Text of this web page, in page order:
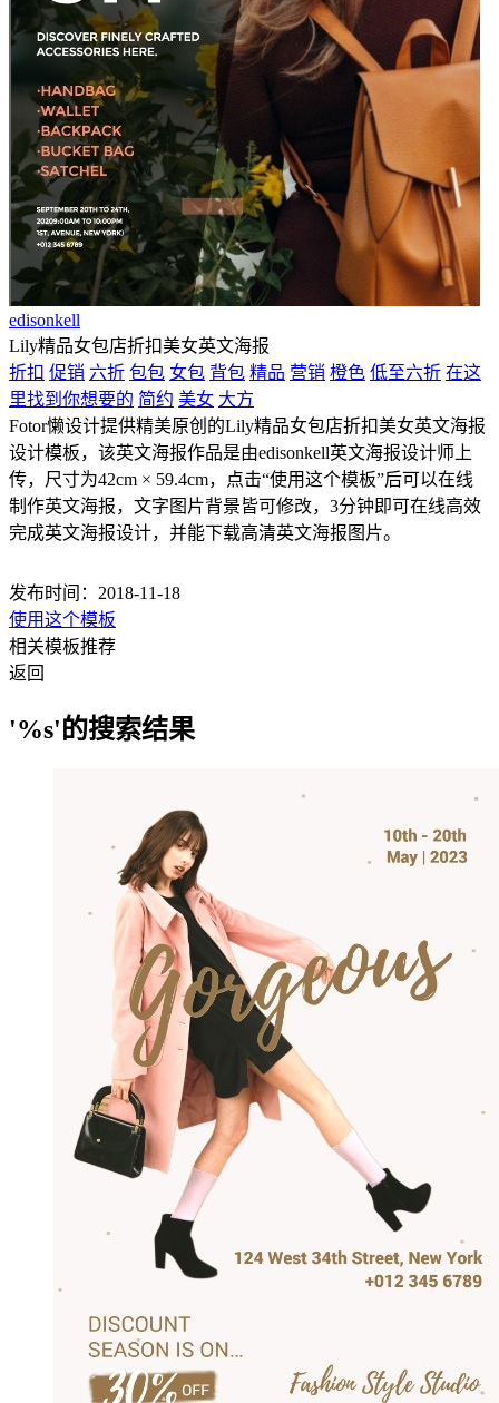
edisonkell
Lily精品女包店折扣美女英文海报
折扣 促销 六折 包包 女包 背包 精品 营销 橙色 低至六折 在这
里找到你想要的 简约 美女 大方
Fotor懒设计提供精美原创的Lily精品女包店折扣美女英文海报
设计模板，该英文海报作品是由edisonkell英文海报设计师上
传，尺寸为42cm × 59.4cm，点击“使用这个模板”后可以在线
制作英文海报，文字图片背景皆可修改，3分钟即可在线高效
完成英文海报设计，并能下载高清英文海报图片。
发布时间：2018-11-18
使用这个模板
相关模板推荐
返回
'%s'的搜索结果